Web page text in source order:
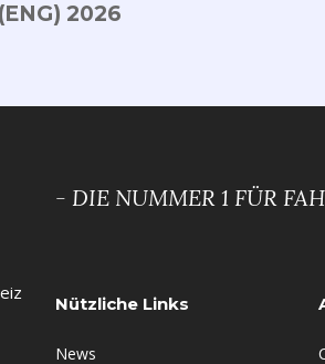
2026
- DIE NUMMER 1 FÜR
Nützliche Links
News